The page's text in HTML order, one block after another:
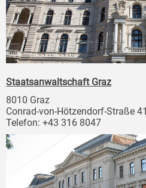
Staatsanwaltschaft Graz
8010 Graz
Conrad-von-Hötzendorf-Straße 41
Telefon: +43 316 8047